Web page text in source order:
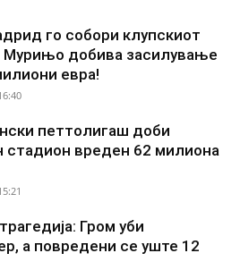
го собори клупскиот
Мурињо добива засилување
евра!
петтолигаш доби
стадион вреден 62 милиона
Гром уби
а повредени се уште 12